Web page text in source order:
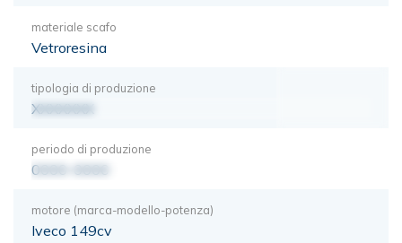
materiale scafo
Vetroresina
tipologia di produzione
XXXXXXX
periodo di produzione
0000-0000
motore (marca-modello-potenza)
Iveco 149cv